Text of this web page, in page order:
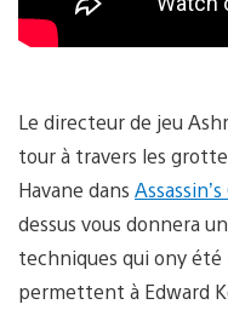
Le directeur de jeu
tour à travers les
Havane dans
dessus vous donnera
techniques qui ony été
permettent à Edward